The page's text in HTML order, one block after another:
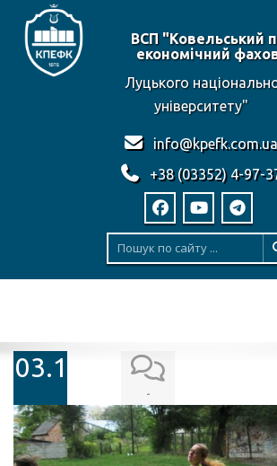
ВСП "Ковельський
економічний
Луцького
університету"
info@kpefk.com.ua
+38 (03352) 4-97-
03.10.2018
-